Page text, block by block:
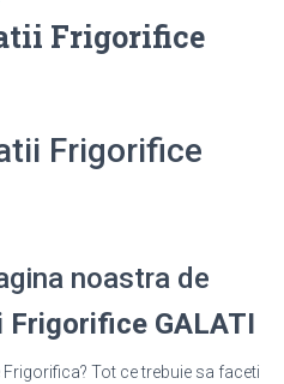
Frigorifice
Frigorifice
noastra de
GALATI
Tot ce trebuie sa faceti